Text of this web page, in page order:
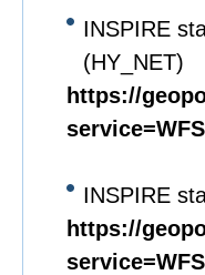
INSPIRE
(HY_NET)
https://
INSPIRE
https://